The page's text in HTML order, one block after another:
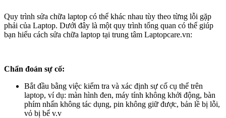
Quy trình sửa chữa laptop có thể khác nhau tùy theo từng lỗi gặp
phải của Laptop. Dưới đây là một quy trình tổng quan có thể giúp
bạn hiểu cách sửa chữa laptop tại trung tâm Laptopcare.vn:
Chẩn đoán sự cố:
Bắt đầu bằng việc kiểm tra và xác định sự cố cụ thể trên
laptop, ví dụ: màn hình đen, máy tính không khởi động, bàn
phím nhấn không tác dụng, pin không giữ được, bản lề bị lỗi,
vỏ bị bể v.v